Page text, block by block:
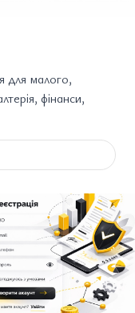
для малого,
фінанси,